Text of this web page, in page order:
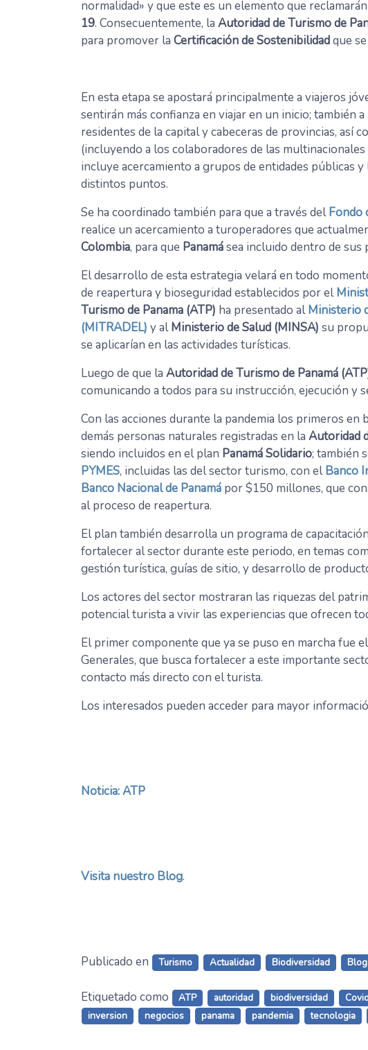
normalidad» y que este es un elemento que
19. Consecuentemente, la Autoridad de Turismo de
para promover la Certificación de Sostenibilidadque
En esta etapa se apostará principalmente a viajeros
sentirán más confianza en viajar en un inicio; también
residentes de la capital y cabeceras de provincias, así
(incluyendo a los colaboradores de las
incluye acercamiento a grupos de entidades públicas y
distintos puntos.
Se ha coordinado también para que a través delFondo
realice un acercamiento a turoperadores que
Colombia, para que Panamásea incluido dentro de sus
El desarrollo de esta estrategia velará en todo
de reapertura y bioseguridad establecidos por el
Turismo de Panama (ATP) ha presentado alMinisterio
(MITRADEL) y alMinisterio de Salud (MINSA) su
se aplicarían en las actividades turísticas.
Luego de que la Autoridad de Turismo de Panamá
comunicando a todos para su instrucción, ejecución y
Con las acciones durante la pandemia los primeros
demás personas naturales registradas en la Autoridad
siendo incluidos en el plan Panamá Solidario; también
PYMES, incluidas las del sector turismo, con elBanco
Banco Nacional de Panamá por $150 millones, que
al proceso de reapertura.
El plan también desarrolla un programa de
fortalecer al sector durante este periodo, en temas
gestión turística, guías de sitio, y desarrollo de
Los actores del sector mostraran las riquezas del
potencial turista a vivir las experiencias que ofrecen
El primer componente que ya se puso en marcha fue el
Generales, que busca fortalecer a este importante
contacto más directo con el turista.
Los interesados pueden acceder para mayor
Noticia: ATP
Visita nuestro Blog.
Publicado en Turismo Actualidad Biodiversidad Blog
Etiquetado como ATP autoridad biodiversidad
inversion
negocios panama pandemia tecnologia